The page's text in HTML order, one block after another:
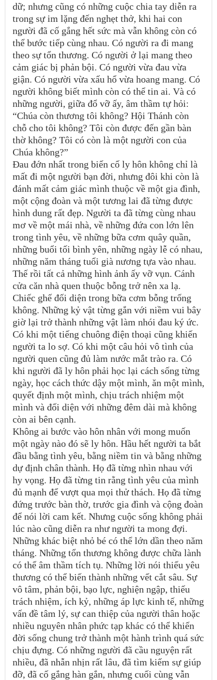
dữ; nhưng cũng có những cuộc chia tay diễn ra
trong sự im lặng đến nghẹt thở, khi hai con
người đã cố gắng hết sức mà vẫn không còn có
thể bước tiếp cùng nhau. Có người ra đi mang
theo sự tổn thương. Có người ở lại mang theo
cảm giác bị phản bội. Có người vừa đau vừa
giận. Có người vừa xấu hổ vừa hoang mang. Có
người không biết mình còn có thể tin ai. Và có
những người, giữa đổ vỡ ấy, âm thầm tự hỏi:
“Chúa còn thương tôi không? Hội Thánh còn
chỗ cho tôi không? Tôi còn được đến gần bàn
thờ không? Tôi có còn là một người con của
Chúa không?”
Đau đớn nhất trong biến cố ly hôn không chỉ là
mất đi một người bạn đời, nhưng đôi khi còn là
đánh mất cảm giác mình thuộc về một gia đình,
một cộng đoàn và một tương lai đã từng được
hình dung rất đẹp. Người ta đã từng cùng nhau
mơ về một mái nhà, về những đứa con lớn lên
trong tình yêu, về những bữa cơm quây quần,
những buổi tối bình yên, những ngày lễ có nhau,
những năm tháng tuổi già nương tựa vào nhau.
Thế rồi tất cả những hình ảnh ấy vỡ vụn. Cánh
cửa căn nhà quen thuộc bỗng trở nên xa lạ.
Chiếc ghế đối diện trong bữa cơm bỗng trống
không. Những kỷ vật từng gắn với niềm vui bây
giờ lại trở thành những vật làm nhói đau ký ức.
Có khi một tiếng chuông điện thoại cũng khiến
người ta lo sợ. Có khi một câu hỏi vô tình của
người quen cũng đủ làm nước mắt trào ra. Có
khi người đã ly hôn phải học lại cách sống từng
ngày, học cách thức dậy một mình, ăn một mình,
quyết định một mình, chịu trách nhiệm một
mình và đối diện với những đêm dài mà không
còn ai bên cạnh.
Không ai bước vào hôn nhân với mong muốn
một ngày nào đó sẽ ly hôn. Hầu hết người ta bắt
đầu bằng tình yêu, bằng niềm tin và bằng những
dự định chân thành. Họ đã từng nhìn nhau với
hy vọng. Họ đã từng tin rằng tình yêu của mình
đủ mạnh để vượt qua mọi thử thách. Họ đã từng
đứng trước bàn thờ, trước gia đình và cộng đoàn
để nói lời cam kết. Nhưng cuộc sống không phải
lúc nào cũng diễn ra như người ta mong đợi.
Những khác biệt nhỏ bé có thể lớn dần theo năm
tháng. Những tổn thương không được chữa lành
có thể âm thầm tích tụ. Những lời nói thiếu yêu
thương có thể biến thành những vết cắt sâu. Sự
vô tâm, phản bội, bạo lực, nghiện ngập, thiếu
trách nhiệm, ích kỷ, những áp lực kinh tế, những
vấn đề tâm lý, sự can thiệp của người thân hoặc
nhiều nguyên nhân phức tạp khác có thể khiến
đời sống chung trở thành một hành trình quá sức
chịu đựng. Có những người đã cầu nguyện rất
nhiều, đã nhẫn nhịn rất lâu, đã tìm kiếm sự giúp
đỡ, đã cố gắng hàn gắn, nhưng cuối cùng vẫn